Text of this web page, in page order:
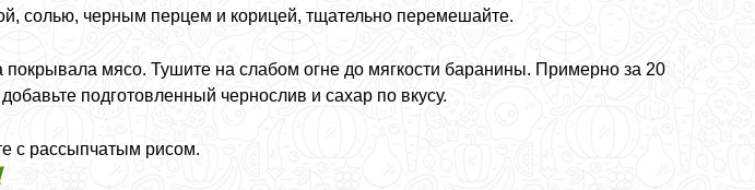
солью, черным перцем и корицей, тщательно перемешайте.
покрывала мясо. Тушите на слабом огне до мягкости баранины. Примерно за 20
подготовленный чернослив и сахар по вкусу.
с рассыпчатым рисом.